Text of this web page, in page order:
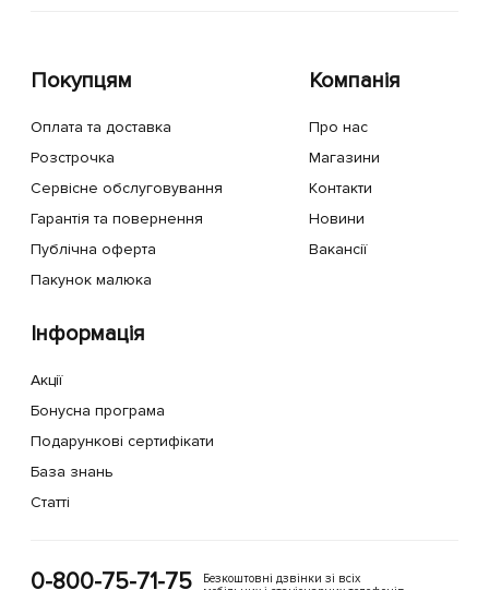
Покупцям
Оплата та доставка
Розстрочка
Сервісне обслуговування
Гарантія та повернення
Публічна оферта
Пакунок малюка
Компанія
Про нас
Магазини
Контакти
Новини
Вакансії
Інформація
Акції
Бонусна програма
Подарункові сертифікати
База знань
Статті
0-800-75-71-75
Безкоштовні дзвінки зі всіх